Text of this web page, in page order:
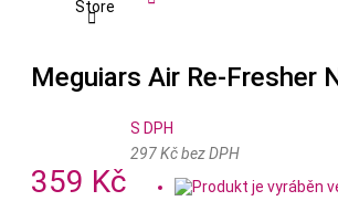

Meguiars Air Re-Fresher
359 Kč
S DPH
297 Kč bez DPH